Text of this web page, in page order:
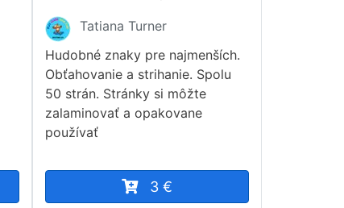
Tatiana Turner
Hudobné znaky pre najmenších.
Obťahovanie a strihanie. Spolu
50 strán. Stránky si môžte
zalaminovať a opakovane
používať
3 €